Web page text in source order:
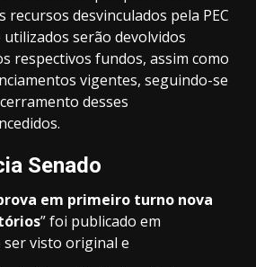
recursos desvinculados pela PEC
serão devolvidos
respectivos fundos, assim como
vigentes, seguindo-se
desses
Senado
em primeiro turno nova
” foi publicado em
ser visto original e